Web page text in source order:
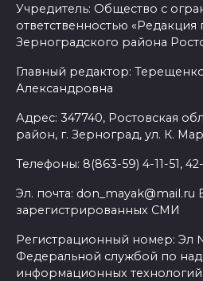
Учредитель: Общество с
ответственностью «Редакция
Зерноградского района
Главный редактор:
Александровна
Адрес: 347740, Ростовская
район, г. Зерноград, ул. К.
Телефоны: 8(863-59) 4-11-51,
Эл. почта: don_mayak@mail.ru
зарегистрированных СМИ
Регистрационный номер: Эл
Федеральной службой по
информационных